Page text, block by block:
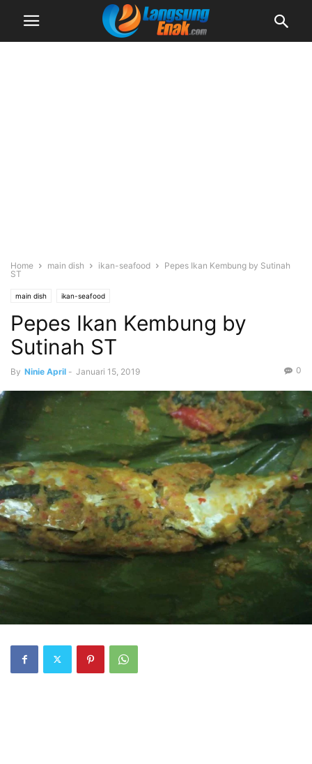
Home main dish ikan-seafood
Pepes Ikan Kembung by Sutinah
ST
main dish ikan-seafood
Pepes Ikan Kembung by
Sutinah ST
By Ninie April - Januari 15, 2019 0